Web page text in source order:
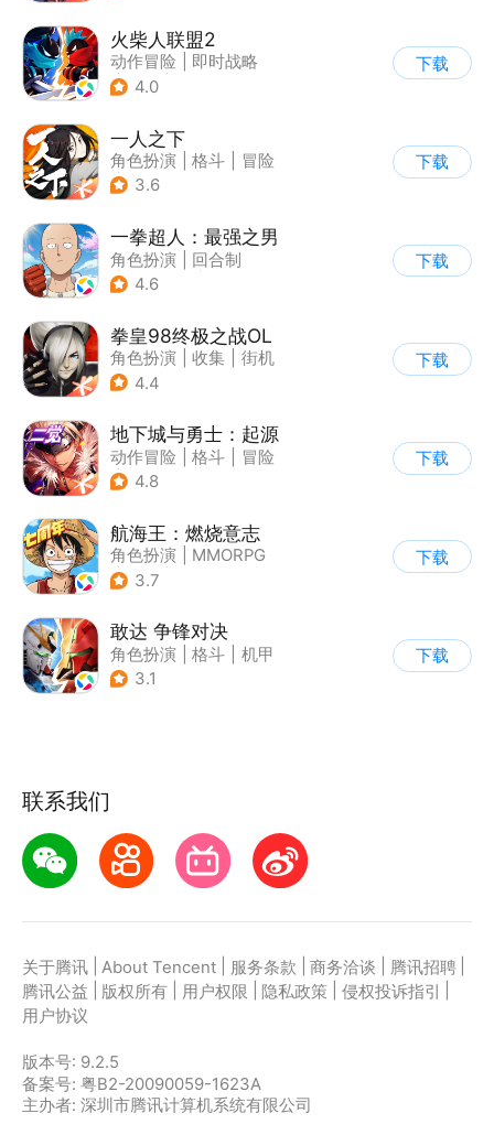
火柴人联盟2
动作冒险
即时战略
| 冒险
4.0
下载
一人之下
角色扮演 格斗
冒险
| 一人之下
3.6
下载
一拳超人：最强之男
角色扮演
回合制
| 动漫改编
4.6
下载
拳皇98终极之战OL
角色扮演 收集
街机
| 拳皇
4.4
下载
地下城与勇士：起源
动作冒险 格斗
冒险
| 地下城与勇士
4.8
下载
航海王：燃烧意志
角色扮演
MMORPG
| 奇幻
3.7
下载
敢达 争锋对决
角色扮演 格斗
机甲
| 敢达
3.1
下载
联系我们
关于腾讯 About Tencent 服务条款 商务洽谈 腾讯招聘
腾讯公益
版权所有 用户权限 隐私政策 侵权投诉指引
用户协议
版本号: 9.2.5
备案号: 粤B2-20090059-1623A
主办者: 深圳市腾讯计算机系统有限公司